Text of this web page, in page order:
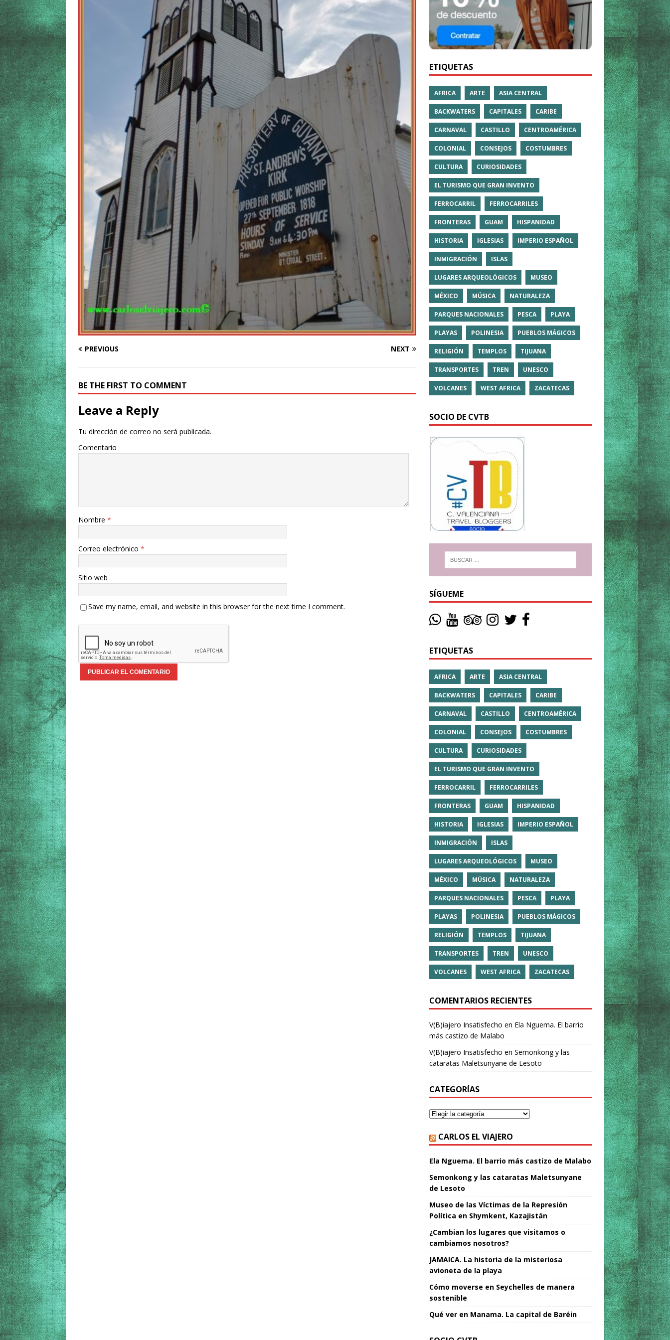
PREVIOUS NEXT
BE THE FIRST TO COMMENT
Leave a Reply
Tu dirección de correo no será publicada.
Comentario
Nombre *
Correo electrónico *
Sitio web
Save my name, email, and website in this browser for the next time I comment.
ETIQUETAS
AFRICA ARTE ASIA CENTRAL
BACKWATERS CAPITALES CARIBE
CARNAVAL CASTILLO CENTROAMÉRICA
COLONIAL CONSEJOS COSTUMBRES
CULTURA CURIOSIDADES
EL TURISMO QUE GRAN INVENTO
FERROCARRIL FERROCARRILES
FRONTERAS GUAM HISPANIDAD
HISTORIA IGLESIAS IMPERIO ESPAÑOL
INMIGRACIÓN ISLAS
LUGARES ARQUEOLÓGICOS MUSEO
MÉXICO MÚSICA NATURALEZA
PARQUES NACIONALES PESCA PLAYA
PLAYAS POLINESIA PUEBLOS MÁGICOS
RELIGIÓN TEMPLOS TIJUANA
TRANSPORTES TREN UNESCO
VOLCANES WEST AFRICA ZACATECAS
SOCIO DE CVTB
SÍGUEME
ETIQUETAS
AFRICA ARTE ASIA CENTRAL
BACKWATERS CAPITALES CARIBE
CARNAVAL CASTILLO CENTROAMÉRICA
COLONIAL CONSEJOS COSTUMBRES
CULTURA CURIOSIDADES
EL TURISMO QUE GRAN INVENTO
FERROCARRIL FERROCARRILES
FRONTERAS GUAM HISPANIDAD
HISTORIA IGLESIAS IMPERIO ESPAÑOL
INMIGRACIÓN ISLAS
LUGARES ARQUEOLÓGICOS MUSEO
MÉXICO MÚSICA NATURALEZA
PARQUES NACIONALES PESCA PLAYA
PLAYAS POLINESIA PUEBLOS MÁGICOS
RELIGIÓN TEMPLOS TIJUANA
TRANSPORTES TREN UNESCO
VOLCANES WEST AFRICA ZACATECAS
COMENTARIOS RECIENTES
V(B)iajero Insatisfecho en Ela Nguema. El barrio
más castizo de Malabo
V(B)iajero Insatisfecho en Semonkong y las
cataratas Maletsunyane de Lesoto
CATEGORÍAS
CARLOS EL VIAJERO
Ela Nguema. El barrio más castizo de Malabo
Semonkong y las cataratas Maletsunyane
de Lesoto
Museo de las Víctimas de la Represión
Política en Shymkent, Kazajistán
¿Cambian los lugares que visitamos o
cambiamos nosotros?
JAMAICA. La historia de la misteriosa
avioneta de la playa
Cómo moverse en Seychelles de manera
sostenible
Qué ver en Manama. La capital de Baréin